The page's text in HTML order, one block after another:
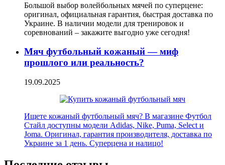
Большой выбор волейбольных мячей по суперцене:
оригинал, официальная гарантия, быстрая доставка по
Украине. В наличии модели для тренировок и
соревнований – закажите выгодно уже сегодня!
Мяч футбольный кожаный — миф
прошлого или реальность?
19.09.2025
Ищете кожаный футбольный мяч? В магазине Футбол
Стайл доступны модели Adidas, Nike, Puma, Select и
Joma. Оригинал, гарантия производителя, доставка по
Украине за 1 день. Суперцена и налицо!